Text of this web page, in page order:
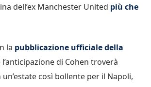
dell’ex Manchester United più che
la pubblicazione ufficiale della
l’anticipazione di Cohen troverà
così bollente per il Napoli,